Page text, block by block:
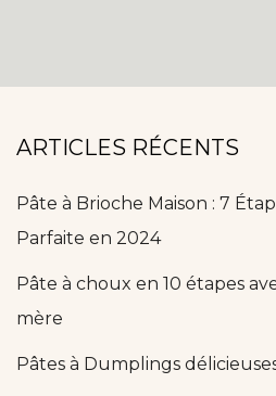
ARTICLES RÉCENTS
Pâte à Brioche Maison : 7
Parfaite en 2024
Pâte à choux en 10 étapes
mère
Pâtes à Dumplings